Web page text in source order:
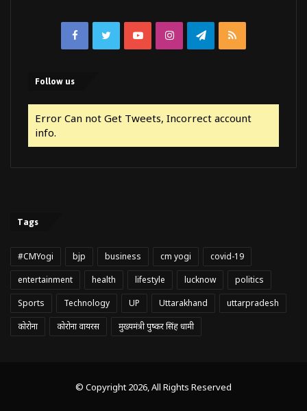
FacebookTwitterYouTubeInstagramTelegram
RSS
Follow us
Error Can not Get Tweets, Incorrect account
info.
Tags
#CMYogi bjp business cm yogi
covid-19
entertainment
health lifestyle lucknow
politics
Sports
Technology UP Uttarakhand
uttarpradesh
कोरोना
कोरोना वायरस मुख्यमंत्री पुष्कर सिंह धामी
© Copyright 2026, All Rights Reserved